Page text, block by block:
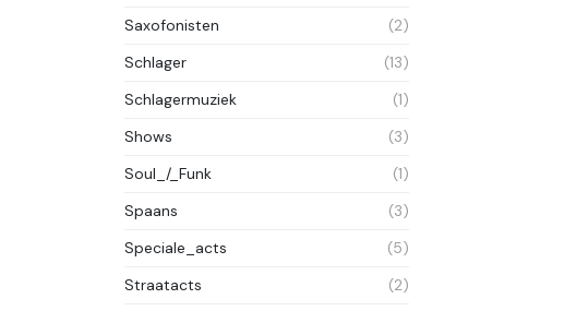
Saxofonisten
(2)
Schlager
(13)
Schlagermuziek
(1)
Shows
(3)
Soul_/_Funk
(1)
Spaans
(3)
Speciale_acts
(5)
Straatacts
(2)